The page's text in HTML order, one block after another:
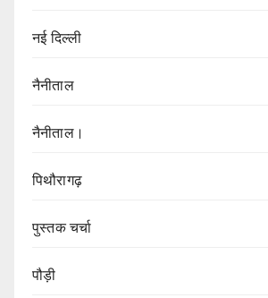
नई दिल्ली
नैनीताल
नैनीताल।
पिथौरागढ़
पुस्तक चर्चा
पौड़ी